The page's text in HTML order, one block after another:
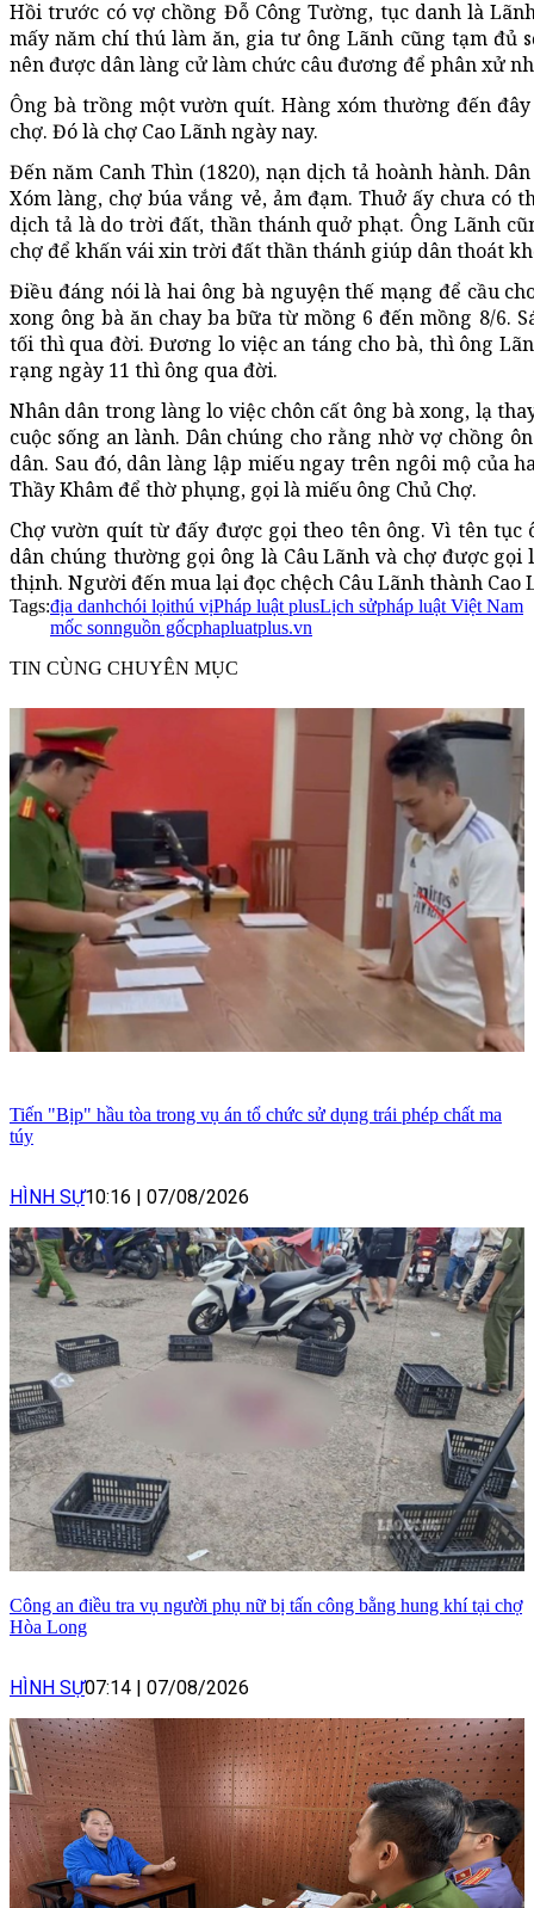
Hồi trước có vợ chồng Đỗ Công Tường, tục danh là
mấy năm chí thú làm ăn, gia tư ông Lãnh cũng tạm đủ
nên được dân làng cử làm chức câu đương để phân xử
Ông bà trồng một vườn quít. Hàng xóm thường đến
chợ. Đó là chợ Cao Lãnh ngày nay.
Đến năm Canh Thìn (1820), nạn dịch tả hoành hành.
Xóm làng, chợ búa vắng vẻ, ảm đạm. Thuở ấy chưa có
dịch tả là do trời đất, thần thánh quở phạt. Ông Lãnh
chợ để khấn vái xin trời đất thần thánh giúp dân thoát
Điều đáng nói là hai ông bà nguyện thế mạng để cầu
xong ông bà ăn chay ba bữa từ mồng 6 đến mồng 8/6.
tối thì qua đời. Đương lo việc an táng cho bà, thì ông
rạng ngày 11 thì ông qua đời.
Nhân dân trong làng lo việc chôn cất ông bà xong, lạ
cuộc sống an lành. Dân chúng cho rằng nhờ vợ chồng
dân. Sau đó, dân làng lập miếu ngay trên ngôi mộ của
Thầy Khâm để thờ phụng, gọi là miếu ông Chủ Chợ.
Chợ vườn quít từ đấy được gọi theo tên ông. Vì tên tục
dân chúng thường gọi ông là Câu Lãnh và chợ được gọi
thịnh. Người đến mua lại đọc chệch Câu Lãnh thành Cao
Tags:địa danhchói lọithú vịPháp luật plusLịch sửpháp luật Việt Nam
mốc sonnguồn gốcphapluatplus.vn
TIN CÙNG CHUYÊN MỤC
Tiến "Bịp" hầu tòa trong vụ án tổ chức sử dụng trái phép chất ma
túy
HÌNH SỰ10:16 07/08/2026
Công an điều tra vụ người phụ nữ bị tấn công bằng hung khí tại chợ
Hòa Long
HÌNH SỰ07:14 07/08/2026